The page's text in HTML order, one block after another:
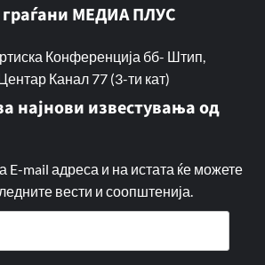
МЕДИА ПЛУС
Конференција бб- Штип,
Канал 77 (3-ти кат)
најнови известувања од
E-mail адреса и на истата ќе можете
вести и соопштенија.